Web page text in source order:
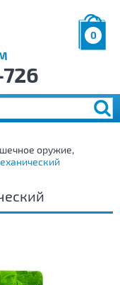
0
р.
оружие,